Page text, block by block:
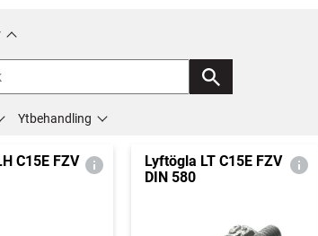
Ytbehandling
C15E FZV
Lyftögla LT C15E FZV
DIN 580